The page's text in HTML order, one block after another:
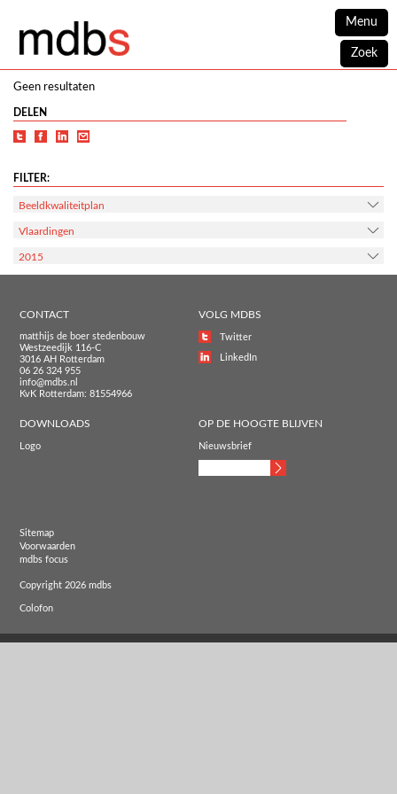
Menu
Zoek
Geen resultaten
DELEN
FILTER:
Beeldkwaliteitplan
Vlaardingen
2015
CONTACT
matthijs de boer stedenbouw
Westzeedijk 116-C
3016 AH Rotterdam
06 26 324 955
info@mdbs.nl
KvK Rotterdam: 81554966
VOLG MDBS
Twitter
LinkedIn
DOWNLOADS
Logo
OP DE HOOGTE BLIJVEN
Nieuwsbrief
Sitemap
Voorwaarden
mdbs focus
Copyright 2026 mdbs
Colofon